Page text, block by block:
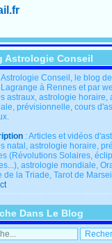
Astrologie Conseil
Astrologie Conseil, le blog
Lagrange à Rennes et par
astraux, astrologie horaire,
prévisionnelle, cours
: Articles et vidéos
natal, astrologie horaire,
(Révolutions Solaires,
astrologie mondiale,
de la Triade, Tarot de
Dans Le Blog